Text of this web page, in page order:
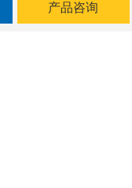
产品咨询